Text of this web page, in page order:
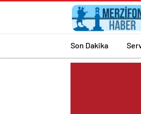
Son Dakika